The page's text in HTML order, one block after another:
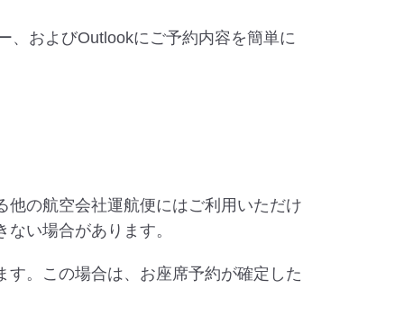
、およびOutlookにご予約内容を簡単に
の航空会社運航便にはご利用いただけ
い場合があります。
。この場合は、お座席予約が確定した